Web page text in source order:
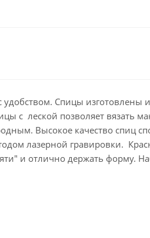
Спицы
с леской позволяет вязать
Высокое качество спиц
лазерной гравировки.
и отлично держать форму.